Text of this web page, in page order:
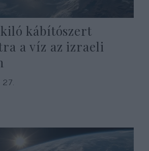
kábítószert
a víz az izraeli